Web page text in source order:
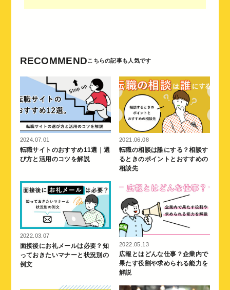
RECOMMEND
2024.07.01
転職サイトのおすすめ11選｜選
び方と活用のコツを解説
2021.06.08
転職の相談は誰にする？相談す
るときのポイントとおすすめの
相談先
2022.03.07
面接後にお礼メールは必要？知
っておきたいマナーと状況別の
例文
2022.05.13
広報とはどんな仕事？企業内で
果たす役割や求められる能力を
解説